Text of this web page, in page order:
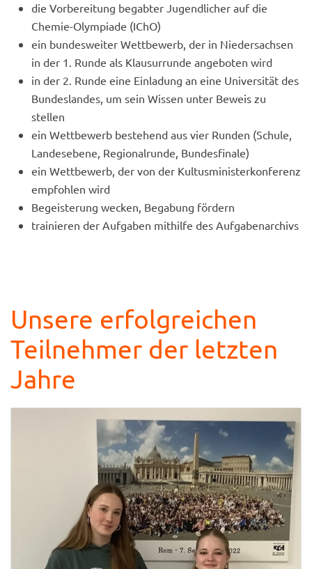
die Vorbereitung begabter Jugendlicher auf die
Chemie-Olympiade (IChO)
ein bundesweiter Wettbewerb, der in Niedersachsen
in der 1. Runde als Klausurrunde angeboten wird
in der 2. Runde eine Einladung an eine Universität des
Bundeslandes, um sein Wissen unter Beweis zu
stellen
ein Wettbewerb bestehend aus vier Runden (Schule,
Landesebene, Regionalrunde, Bundesfinale)
ein Wettbewerb, der von der Kultusministerkonferenz
empfohlen wird
Begeisterung wecken, Begabung fördern
trainieren der Aufgaben mithilfe des Aufgabenarchivs
Unsere erfolgreichen
Teilnehmer der letzten
Jahre